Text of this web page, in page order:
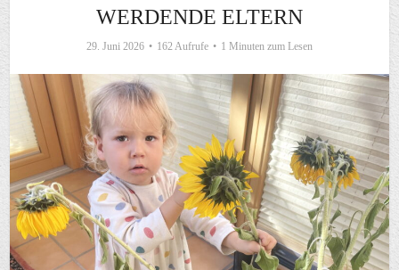
WERDENDE ELTERN
29. Juni 2026 162 Aufrufe 1 Minuten zum Lesen